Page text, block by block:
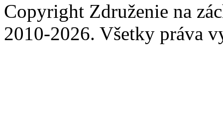
Copyright Združenie na
2010-2026. Všetky práva